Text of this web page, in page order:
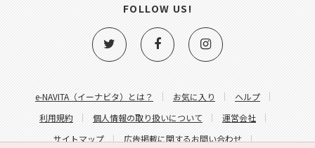
e-NAVITA（イーナビタ）とは？ お気に入り
ヘルプ
利用規約
個人情報の取り扱いについて
運営会社
サイトマップ
広告掲載に関するお問い合わせ
FOLLOW US!